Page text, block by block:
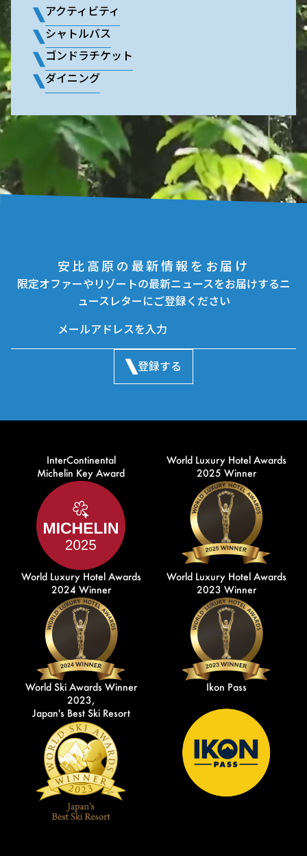
アクティビティ
シャトルバス
ゴンドラチケット
ダイニング
安比高原の最新情報をお届け
限定オファーやリゾートの最新ニュースをお届けするニ
ュースレターにご登録ください
登録する
InterContinental
Michelin Key Award
World Luxury Hotel Awards
2025 Winner
World Luxury Hotel Awards
2024 Winner
World Luxury Hotel Awards
2023 Winner
World Ski Awards Winner
2023,
Japan's Best Ski Resort
Ikon Pass